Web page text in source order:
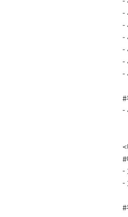
-
-
-
-
-
-
-
#
-
-